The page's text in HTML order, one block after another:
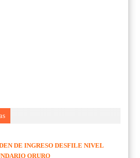
DE INGRESO DESFILE NIVEL
ORURO